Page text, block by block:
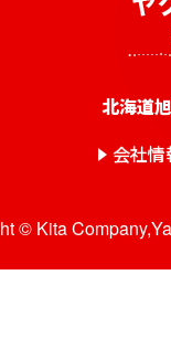
北海道
会社情
© Kita